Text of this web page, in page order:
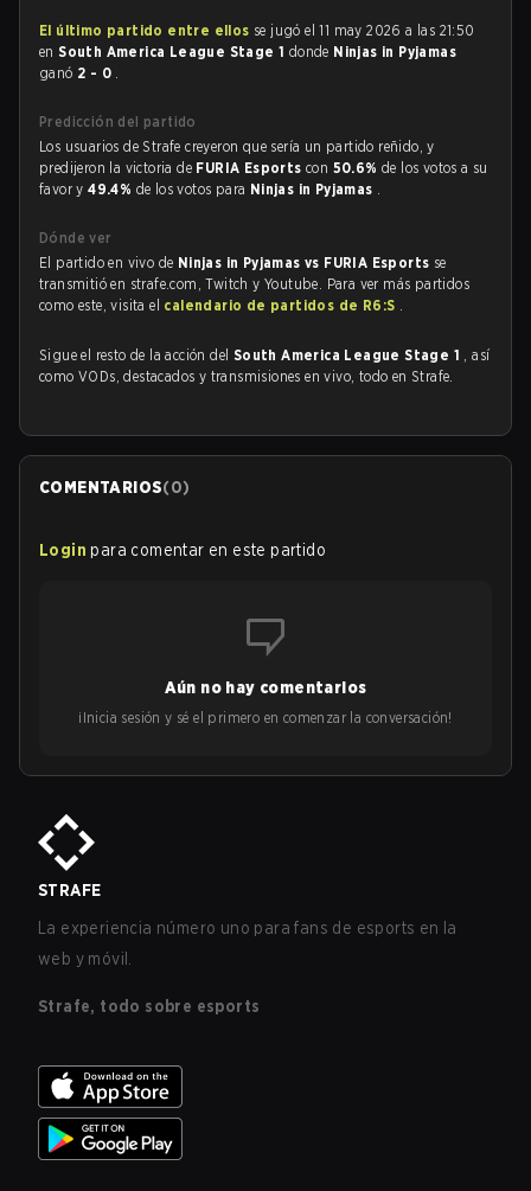
El último partido entre ellos se jugó el 11 may 2026 a las 21:50
enSouth America League Stage 1 donde Ninjas in Pyjamas
ganó 2 - 0 .
Predicción del partido
Los usuarios de Strafe creyeron que sería un partido reñido, y
predijeron la victoria de FURIA Esportscon 50.6%de los votos a su
favor y49.4% de los votos para Ninjas in Pyjamas .
Dónde ver
El partido en vivo de Ninjas in Pyjamas vs FURIA Esports se
transmitió en strafe.com, Twitch y Youtube. Para ver más partidos
como este, visita el calendario de partidos de R6:S .
Sigue el resto de la acción del South America League Stage 1 , así
como VODs, destacados y transmisiones en vivo, todo en Strafe.
COMENTARIOS(0)
Login para comentar en este partido
Aún no hay comentarios
¡Inicia sesión y sé el primero en comenzar la conversación!
STRAFE
La experiencia número uno para fans de esports en la
web y móvil.
Strafe, todo sobre esports